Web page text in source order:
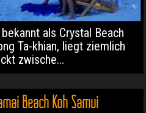
als Crystal Beach
Ta-khian, liegt ziemlich
zwische...
Beach Koh Samui